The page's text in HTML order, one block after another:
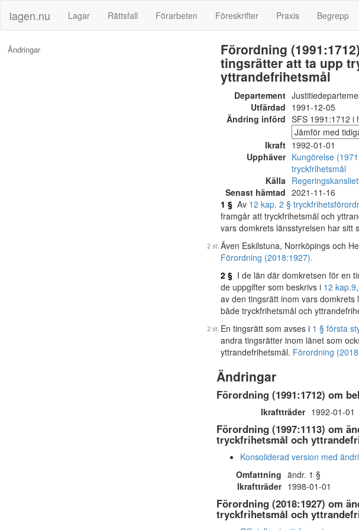
lagen.nu Lagar Rättsfall Förarbeten Föreskrifter Praxis Begrepp
Ändringar Förordning
tingsrätter att ta upp
yttrandefrihetsmål
Departement
Utfärdad 1991-12-05
Ändring införd SFS 1991:1712 i
Ikraft 1992-01-01
Upphäver Kungörelse
tryckfrihetsmål
Källa
Senast hämtad 2021-11-16
1 § Av 12 kap. 2 §
framgår att tryckfrihetsmål och
vars domkrets länsstyrelsen har sitt
Även Eskilstuna, Norrköpings och
Förordning (2018:1927).
2 § I de län där domkretsen för en
de uppgifter som beskrivs i 12 kap.9,
av den tingsrätt inom vars
både tryckfrihetsmål och
En tingsrätt som avses i 1 § första
andra tingsrätter inom länet som
yttrandefrihetsmål. Förordning
Ändringar
Förordning (1991:1712) om
Ikraftträder 1992-01-01
Förordning (1997:1113) om
tryckfrihetsmål och
Konsoliderad version med
Omfattning ändr. 1 §
Ikraftträder 1998-01-01
Förordning (2018:1927) om
tryckfrihetsmål och